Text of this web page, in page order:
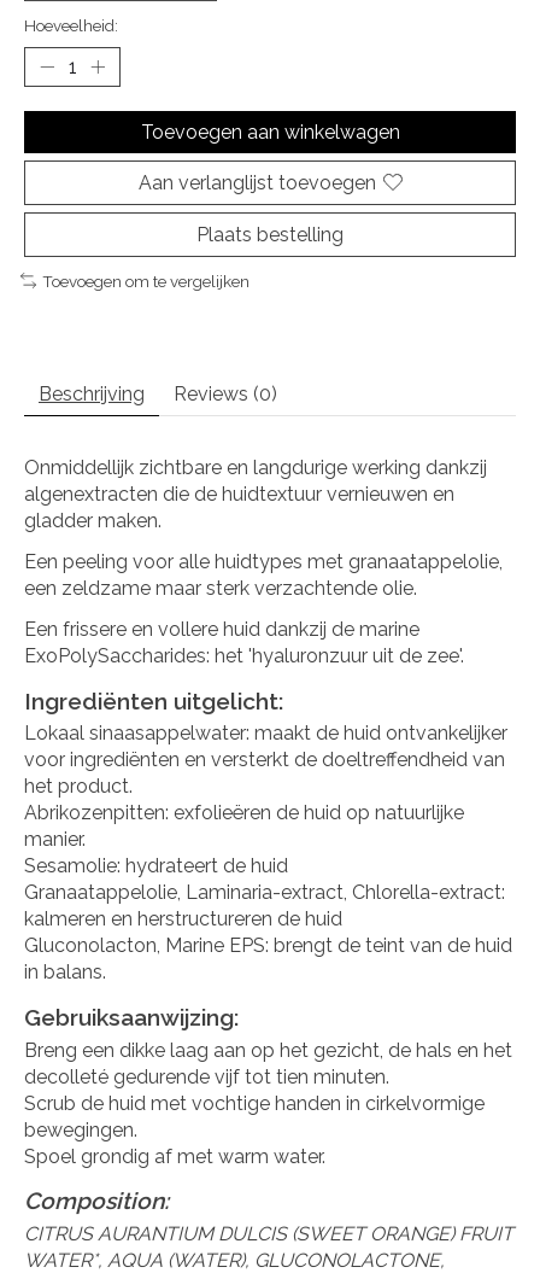
Hoeveelheid:
Toevoegen aan winkelwagen
Aan verlanglijst toevoegen
Plaats bestelling
Toevoegen om te vergelijken
Beschrijving Reviews (0)
Onmiddellijk zichtbare en langdurige werking dankzij
algenextracten die de huidtextuur vernieuwen en
gladder maken.
Een peeling voor alle huidtypes met granaatappelolie,
een zeldzame maar sterk verzachtende olie.
Een frissere en vollere huid dankzij de marine
ExoPolySaccharides: het 'hyaluronzuur uit de zee'.
Ingrediënten uitgelicht:
Lokaal sinaasappelwater: maakt de huid ontvankelijker
voor ingrediënten en versterkt de doeltreffendheid van
het product.
Abrikozenpitten: exfolieëren de huid op natuurlijke
manier.
Sesamolie: hydrateert de huid
Granaatappelolie, Laminaria-extract, Chlorella-extract:
kalmeren en herstructureren de huid
Gluconolacton, Marine EPS: brengt de teint van de huid
in balans.
Gebruiksaanwijzing:
Breng een dikke laag aan op het gezicht, de hals en het
decolleté gedurende vijf tot tien minuten.
Scrub de huid met vochtige handen in cirkelvormige
bewegingen.
Spoel grondig af met warm water.
Composition:
CITRUS AURANTIUM DULCIS (SWEET ORANGE) FRUIT
WATER*, AQUA (WATER), GLUCONOLACTONE,